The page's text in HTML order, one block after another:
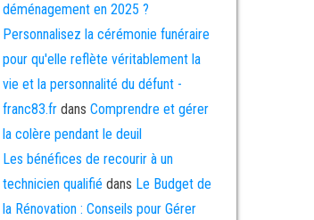
déménagement en 2025 ?
Personnalisez la cérémonie funéraire
pour qu'elle reflète véritablement la
vie et la personnalité du défunt -
franc83.frdans Comprendre et gérer
la colère pendant le deuil
Les bénéfices de recourir à un
technicien qualifié dans Le Budget de
la Rénovation : Conseils pour Gérer